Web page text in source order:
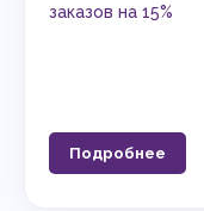
заказов на 15%
Подробнее